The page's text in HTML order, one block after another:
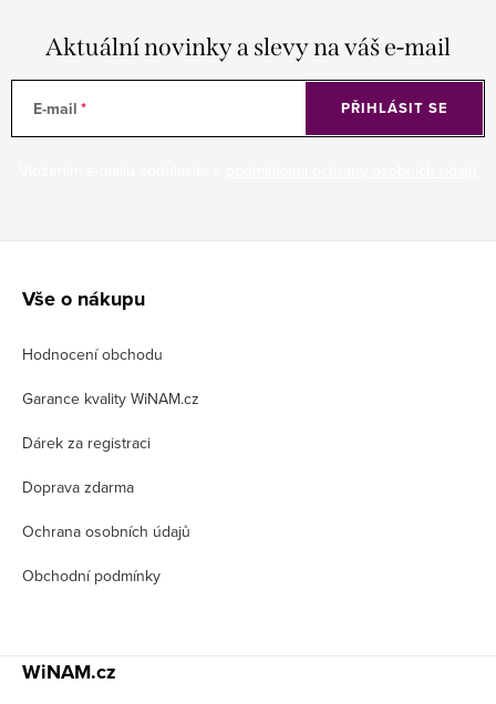
Aktuální novinky a slevy na váš e-mail
E-mail PŘIHLÁSIT SE
Vše o nákupu
Hodnocení obchodu
Garance kvality WiNAM.cz
Dárek za registraci
Doprava zdarma
Ochrana osobních údajů
Obchodní podmínky
WiNAM.cz